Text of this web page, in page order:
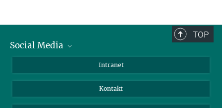
TOP
Social Media
LinkedIn
Intranet
Kontakt